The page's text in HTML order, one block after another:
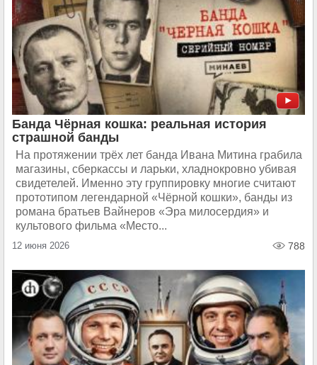
Банда Чёрная кошка: реальная история
страшной банды
На протяжении трёх лет банда Ивана Митина грабила
магазины, сберкассы и ларьки, хладнокровно убивая
свидетелей. Именно эту группировку многие считают
прототипом легендарной «Чёрной кошки», банды из
романа братьев Вайнеров «Эра милосердия» и
культового фильма «Место...
12 июня 2026 788